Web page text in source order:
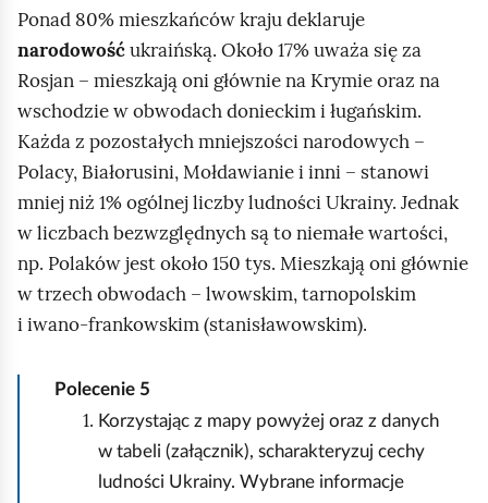
d
g
l
ą
d
r
n
y
2
Ponad 80% mieszkańców kraju deklaruje
narodowośćukraińską. Około 17% uważa się za
Rosjan – mieszkają oni głównie na Krymie oraz na
wschodzie w obwodach donieckim i ługańskim.
Każda z pozostałych mniejszości narodowych –
Polacy, Białorusini, Mołdawianie i inni – stanowi
mniej niż 1% ogólnej liczby ludności Ukrainy. Jednak
w liczbach bezwzględnych są to niemałe wartości,
np. Polaków jest około 150 tys. Mieszkają oni głównie
w trzech obwodach – lwowskim, tarnopolskim
i iwano‑frankowskim (stanisławowskim).
Polecenie 5
Korzystając z mapy powyżej oraz z danych
w tabeli (załącznik), scharakteryzuj cechy
ludności Ukrainy. Wybrane informacje